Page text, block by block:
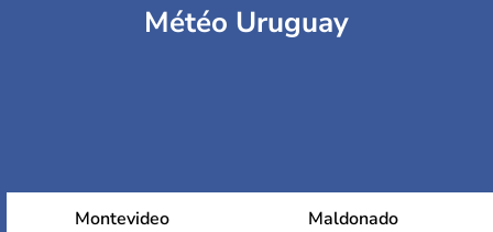
Météo Uruguay
Montevideo Maldonado